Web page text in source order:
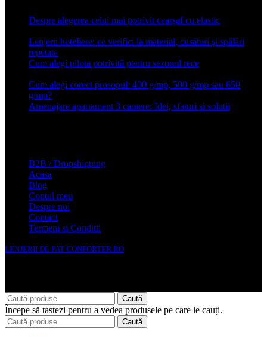
Despre alegerea celui mai potrivit cearșaf cu elastic
Lenjerii hoteliere: ce verifici la material, cusături și spălări
repetate
Cum alegi pilota potrivită pentru sezonul rece
Cum alegi corect prosopul: 400 g/mp, 500 g/mp sau 650
g/mp?
Amenajare apartament 3 camere: Idei, sfaturi si solutii
B2B / Dropshipping
Acasa
Blog
Contul meu
Despre noi
Contact
Termeni si Conditii
LENJERII DE PAT CONFORTER.RO
Caută
Începe să tastezi pentru a vedea produsele pe care le cauți.
Caută